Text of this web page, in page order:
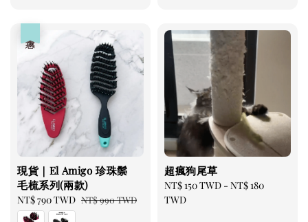
現貨｜El Amigo 珍珠鬃
毛梳系列(兩款)
Sale
price
NT$ 790 TWD Regular
NT$ 990 TWD
超瘋狗尾草
Regular
price
NT$ 150 TWD - NT$ 180
TWD